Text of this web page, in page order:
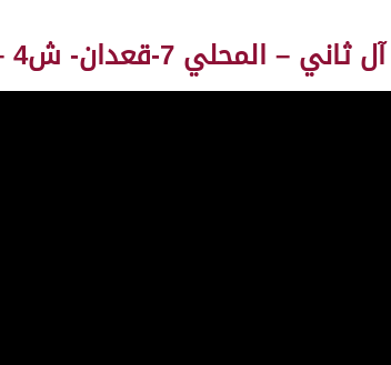
قعدان- ش4 – ت 7:49:00